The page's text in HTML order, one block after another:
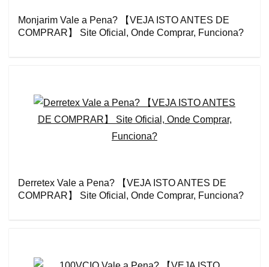
Monjarim Vale a Pena? 【VEJA ISTO ANTES DE
COMPRAR】 Site Oficial, Onde Comprar, Funciona?
Derretex Vale a Pena? 【VEJA ISTO ANTES DE
COMPRAR】 Site Oficial, Onde Comprar, Funciona?